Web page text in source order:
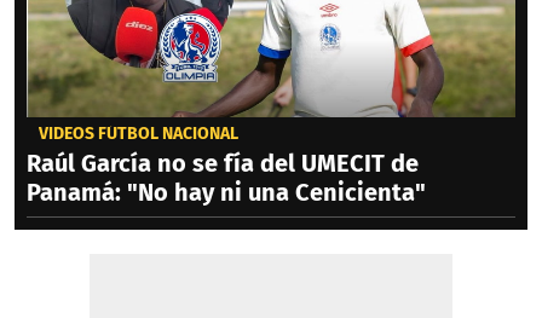
VIDEOS FÚTBOL NACIONAL
Raúl García no se fía del UMECIT de
Panamá: "No hay ni una Cenicienta"